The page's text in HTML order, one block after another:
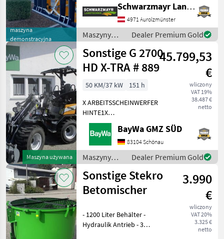
MARKETPLACE
Marketplace
Oferty
dealerów
drobne
maszyna
demonstracyjna
nośności 3, 0 tony Używany
(VFG) Zespół sprzedaży
firmy Schwarzma
Schwarzmayr Landtechnik GmbH - Aurolzmünster
4971 Aurolzmünster
Maszyny
budowlane /
Sonstige
Dealer Premium Gold
Maszyna używana
Sonstige G 2700
HD X-TRA # 889
45.799,53
€
wliczony
VAT 19%
38.487 €
netto
50 KM/37 kW
151 h
X ARBEITSSCHEINWERFER
HINTE1X
ARBEITSSCHEINWERFER
VORNE1X
HECKGEWICHTSPLATTE 62
KG1X
HYDRAULIKKREISLAUF
DPPPEL31X15.50-15
SKIDDATENBESCHEINIGUNG
BRD 20 KMDRUCKFREIER
BayWa GMZ SÜD
83104 Schönau
Maszyny
budowlane /
Sonstige
Dealer Premium Gold
Sonstige Stekro
Betomischer
3.990
€
wliczony
VAT 20%
3.325 €
netto
- 1200 Liter Behälter -
Hydraulik Antrieb - 3